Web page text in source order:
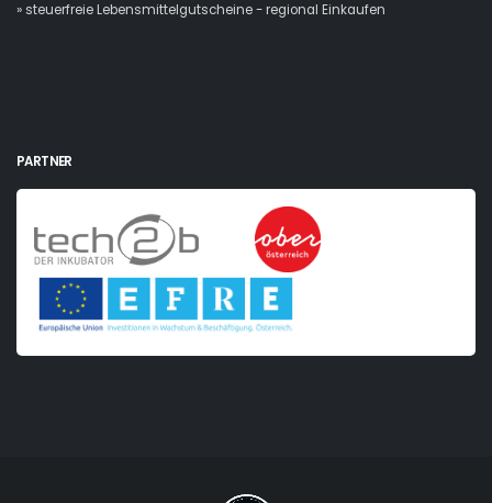
» steuerfreie Lebensmittelgutscheine - regional Einkaufen
PARTNER